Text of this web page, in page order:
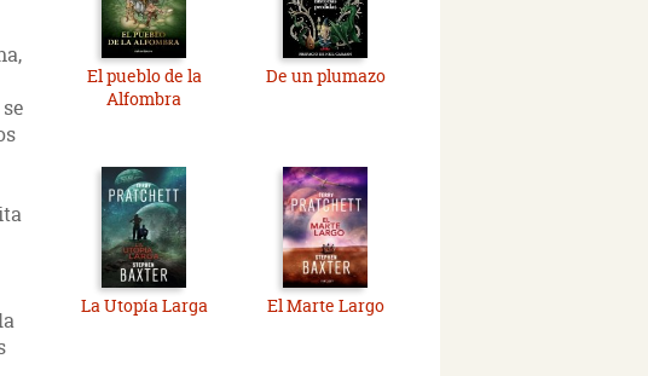
El pueblo de la
Alfombra
De un plumazo
La Utopía Larga El Marte Largo